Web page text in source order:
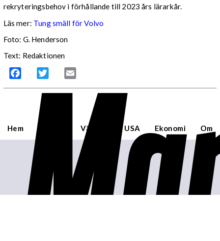
rekryteringsbehov i förhållande till 2023 års lärarkår.
Läs mer: Tung smäll för Volvo
Foto: G. Henderson
Text: Redaktionen
Facebook Twitter
Hem Världen USA Ekonomi Om